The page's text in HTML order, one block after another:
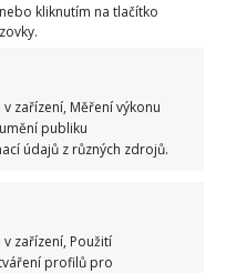
kliknutím na tlačítko
zařízení, Měření výkonu
publiku
údajů z různých zdrojů.
zařízení, Použití
profilů pro
klíšťata. Ujistěte se, že je